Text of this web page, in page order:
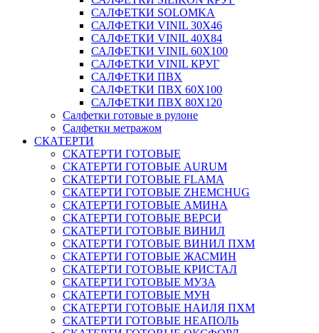
САЛФЕТКИ SOLOMKA
САЛФЕТКИ VINIL 30Х46
САЛФЕТКИ VINIL 40Х84
САЛФЕТКИ VINIL 60Х100
САЛФЕТКИ VINIL КРУГ
САЛФЕТКИ ПВХ
САЛФЕТКИ ПВХ 60Х100
САЛФЕТКИ ПВХ 80Х120
Салфетки готовые в рулоне
Салфетки метражом
СКАТЕРТИ
СКАТЕРТИ ГОТОВЫЕ
СКАТЕРТИ ГОТОВЫЕ AURUM
СКАТЕРТИ ГОТОВЫЕ FLAMA
СКАТЕРТИ ГОТОВЫЕ ZHEMCHUG
СКАТЕРТИ ГОТОВЫЕ АМИНА
СКАТЕРТИ ГОТОВЫЕ ВЕРСИ
СКАТЕРТИ ГОТОВЫЕ ВИНИЛ
СКАТЕРТИ ГОТОВЫЕ ВИНИЛ ПХМ
СКАТЕРТИ ГОТОВЫЕ ЖАСМИН
СКАТЕРТИ ГОТОВЫЕ КРИСТАЛ
СКАТЕРТИ ГОТОВЫЕ МУЗА
СКАТЕРТИ ГОТОВЫЕ МУН
СКАТЕРТИ ГОТОВЫЕ НАИЛЯ ПХМ
СКАТЕРТИ ГОТОВЫЕ НЕАПОЛЬ